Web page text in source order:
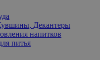
Декантеры
напитков
питья